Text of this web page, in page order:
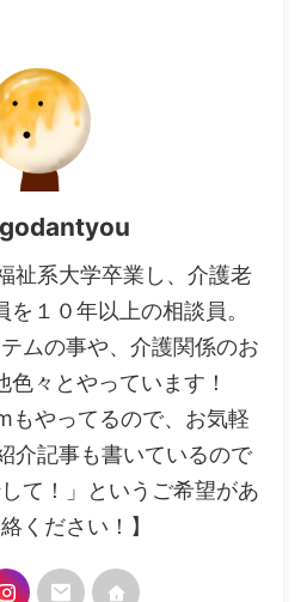
祉系大学卒業し、介護老
１０年以上の相談員。
ムの事や、介護関係のお
々とやっています！
やってるので、お気軽
介記事も書いているので
て！」というご希望があ
ください！】